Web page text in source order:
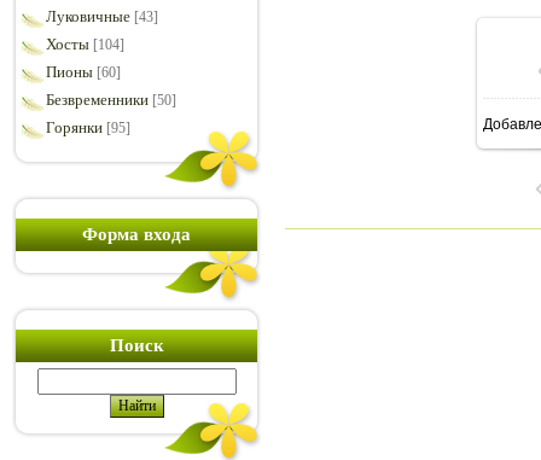
Луковичные [43]
Хосты [104]
Пионы [60]
Безвременники [50]
Горянки [95]
Форма входа
Поиск